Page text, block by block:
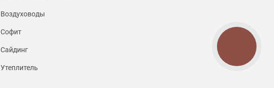
Воздуховоды
Софит
Сайдинг
Утеплитель